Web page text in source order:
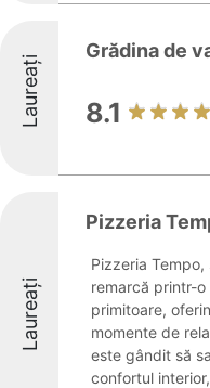
Laureați
Grădina de
8.1
Laureați
Pizzeria
Pizzeria
remarcă printr-
primitoare,
momente de
este gândit să
confortul